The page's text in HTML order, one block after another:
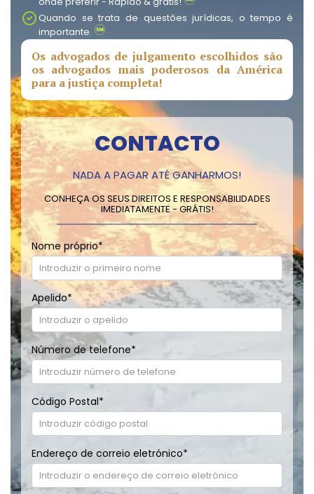
Quando se trata de questões jurídicas, o tempo é
importante.
Os advogados de julgamento escolhidos são
os advogados mais poderosos da América
para a justiça completa!
CONTACTO
NADA A PAGAR ATÉ GANHARMOS!
CONHEÇA OS SEUS DIREITOS E RESPONSABILIDADES
IMEDIATAMENTE - GRÁTIS!
Nome próprio*
Apelido*
Número de telefone*
Código Postal*
Endereço de correio eletrónico*